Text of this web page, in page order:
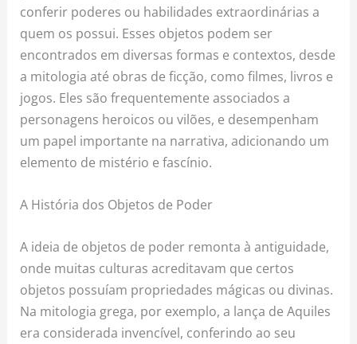
conferir poderes ou habilidades extraordinárias a
quem os possui. Esses objetos podem ser
encontrados em diversas formas e contextos, desde
a mitologia até obras de ficção, como filmes, livros e
jogos. Eles são frequentemente associados a
personagens heroicos ou vilões, e desempenham
um papel importante na narrativa, adicionando um
elemento de mistério e fascínio.
A História dos Objetos de Poder
A ideia de objetos de poder remonta à antiguidade,
onde muitas culturas acreditavam que certos
objetos possuíam propriedades mágicas ou divinas.
Na mitologia grega, por exemplo, a lança de Aquiles
era considerada invencível, conferindo ao seu